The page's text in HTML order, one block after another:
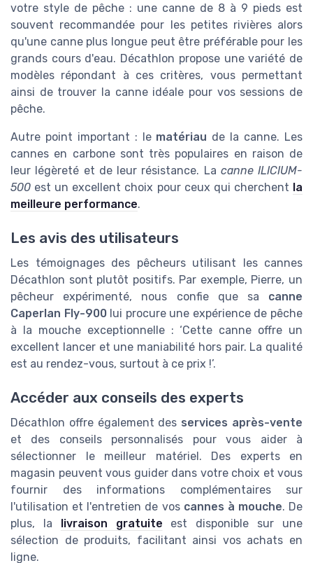
votre style de pêche : une canne de 8 à 9 pieds est
souvent recommandée pour les petites rivières alors
qu'une canne plus longue peut être préférable pour les
grands cours d'eau. Décathlon propose une variété de
modèles répondant à ces critères, vous permettant
ainsi de trouver la canne idéale pour vos sessions de
pêche.
Autre point important : le matériau de la canne. Les
cannes en carbone sont très populaires en raison de
leur légèreté et de leur résistance. La canne ILICIUM-
500 est un excellent choix pour ceux qui cherchent la
meilleure performance.
Les avis des utilisateurs
Les témoignages des pêcheurs utilisant les cannes
Décathlon sont plutôt positifs. Par exemple, Pierre, un
pêcheur expérimenté, nous confie que sa canne
Caperlan Fly-900lui procure une expérience de pêche
à la mouche exceptionnelle : ‘Cette canne offre un
excellent lancer et une maniabilité hors pair. La qualité
est au rendez-vous, surtout à ce prix !’.
Accéder aux conseils des experts
Décathlon offre également des services après-vente
et des conseils personnalisés pour vous aider à
sélectionner le meilleur matériel. Des experts en
magasin peuvent vous guider dans votre choix et vous
fournir des informations complémentaires sur
l'utilisation et l'entretien de vos cannes à mouche. De
plus, la
livraison gratuite est disponible sur une
sélection de produits, facilitant ainsi vos achats en
ligne.